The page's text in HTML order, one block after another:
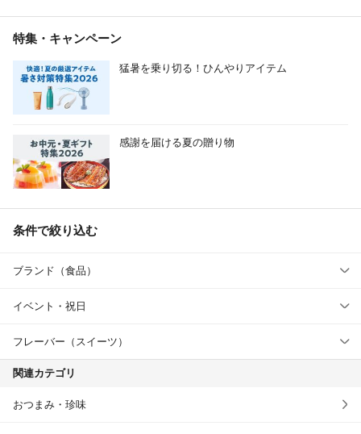
特集・キャンペーン
猛暑を乗り切る！ひんやりアイテム
感謝を届ける夏の贈り物
条件で絞り込む
ブランド（食品）
イベント・祝日
フレーバー（スイーツ）
関連カテゴリ
おつまみ・珍味